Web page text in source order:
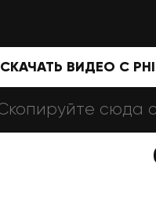
СКАЧАТЬ ВИДЕО С